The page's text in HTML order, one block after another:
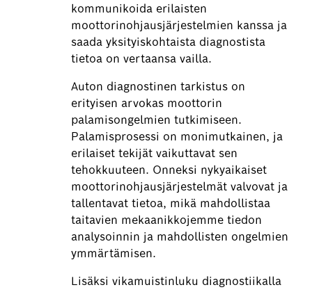
kommunikoida erilaisten
moottorinohjausjärjestelmien kanssa ja
saada yksityiskohtaista diagnostista
tietoa on vertaansa vailla.
Auton diagnostinen tarkistus on
erityisen arvokas moottorin
palamisongelmien tutkimiseen.
Palamisprosessi on monimutkainen, ja
erilaiset tekijät vaikuttavat sen
tehokkuuteen. Onneksi nykyaikaiset
moottorinohjausjärjestelmät valvovat ja
tallentavat tietoa, mikä mahdollistaa
taitavien mekaanikkojemme tiedon
analysoinnin ja mahdollisten ongelmien
ymmärtämisen.
Lisäksi vikamuistinluku diagnostiikalla